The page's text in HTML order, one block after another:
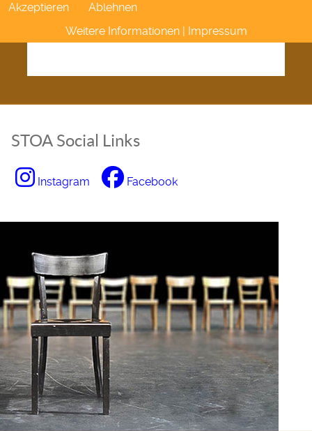
STOA Social Links
Instagram Facebook
Akzeptieren
Ablehnen
Weitere Informationen| Impressum